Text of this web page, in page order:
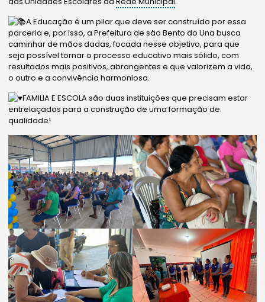
A Educação é um pilar que deve ser construído por essa
parceria e, por isso, a Prefeitura de são Bento do Una busca
caminhar de mãos dadas, focada nesse objetivo, para que
seja possível tornar o processo educativo mais sólido, com
resultados mais positivos, abrangentes e que valorizem a vida,
o outro e a convivência harmoniosa.
FAMILIA E ESCOLA são duas instituições que precisam estar
entrelaçadas para a construção de uma formação de
qualidade!